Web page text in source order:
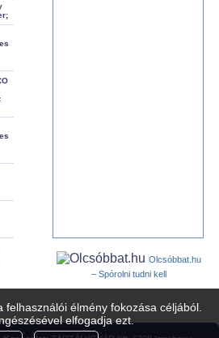
felhasználói élmény fokozása céljából.
elfogadja ezt.
Olcsóbbat.hu
– Spórolni tudni kell